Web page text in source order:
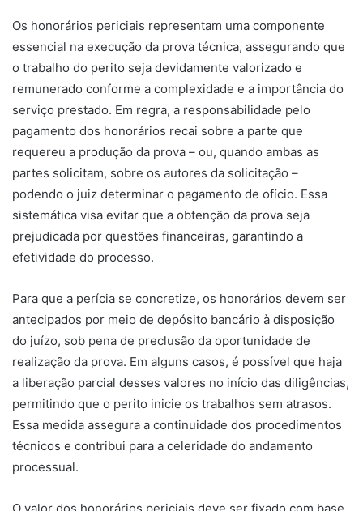
Os honorários periciais representam uma componente
essencial na execução da prova técnica, assegurando que
o trabalho do perito seja devidamente valorizado e
remunerado conforme a complexidade e a importância do
serviço prestado. Em regra, a responsabilidade pelo
pagamento dos honorários recai sobre a parte que
requereu a produção da prova – ou, quando ambas as
partes solicitam, sobre os autores da solicitação –
podendo o juiz determinar o pagamento de ofício. Essa
sistemática visa evitar que a obtenção da prova seja
prejudicada por questões financeiras, garantindo a
efetividade do processo.
Para que a perícia se concretize, os honorários devem ser
antecipados por meio de depósito bancário à disposição
do juízo, sob pena de preclusão da oportunidade de
realização da prova. Em alguns casos, é possível que haja
a liberação parcial desses valores no início das diligências,
permitindo que o perito inicie os trabalhos sem atrasos.
Essa medida assegura a continuidade dos procedimentos
técnicos e contribui para a celeridade do andamento
processual.
O valor dos honorários periciais deve ser fixado com base